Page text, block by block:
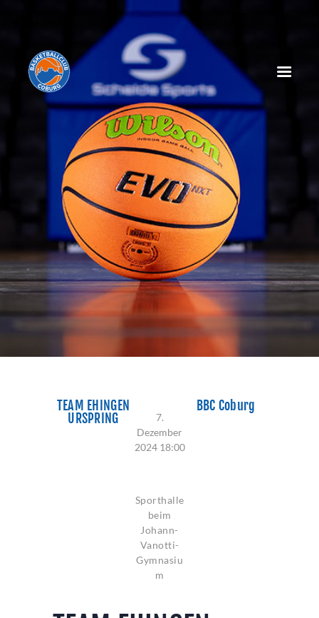
HOME
NEWS
SPIELPLAN
SPIELTAGSEINLEGER
TABELLE
KADER
MANAGEMENT
SPONSOREN
TICKETS
VEREIN
TEAM EHINGEN
URSPRING
7.
Dezember
2024 18:00
Sporthalle
beim
Johann-
Vanotti-
Gymnasiu
m
BBC Coburg